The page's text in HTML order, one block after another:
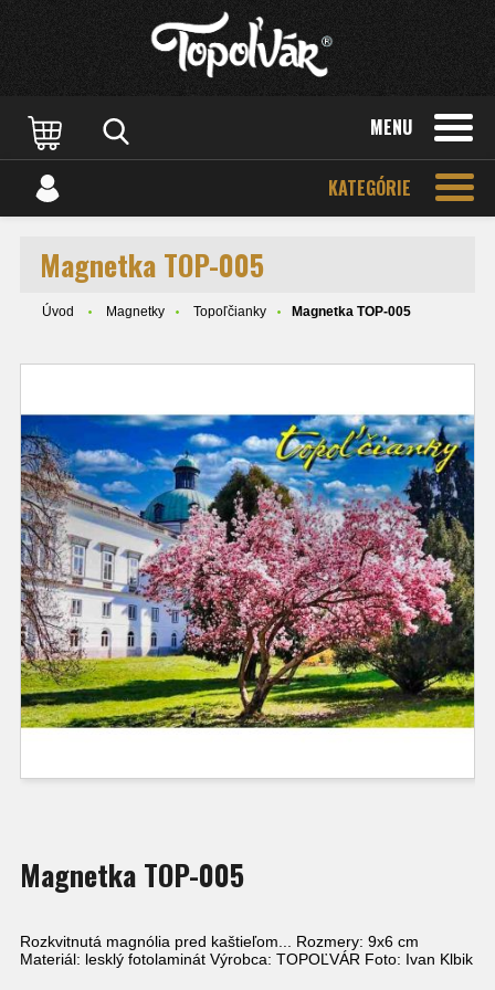
MENU
KATEGÓRIE
Magnetka TOP-005
Úvod Magnetky Topoľčianky Magnetka TOP-005
Magnetka TOP-005
Rozkvitnutá magnólia pred kaštieľom... Rozmery: 9x6 cm
Materiál: lesklý fotolaminát Výrobca: TOPOĽVÁR Foto: Ivan Klbik